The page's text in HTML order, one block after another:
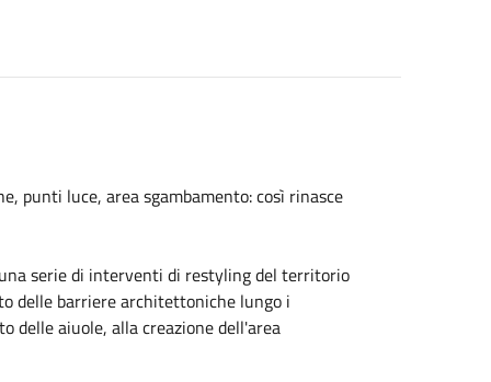
punti luce, area sgambamento: così rinasce
serie di interventi di restyling del territorio
delle barriere architettoniche lungo i
delle aiuole, alla creazione dell'area